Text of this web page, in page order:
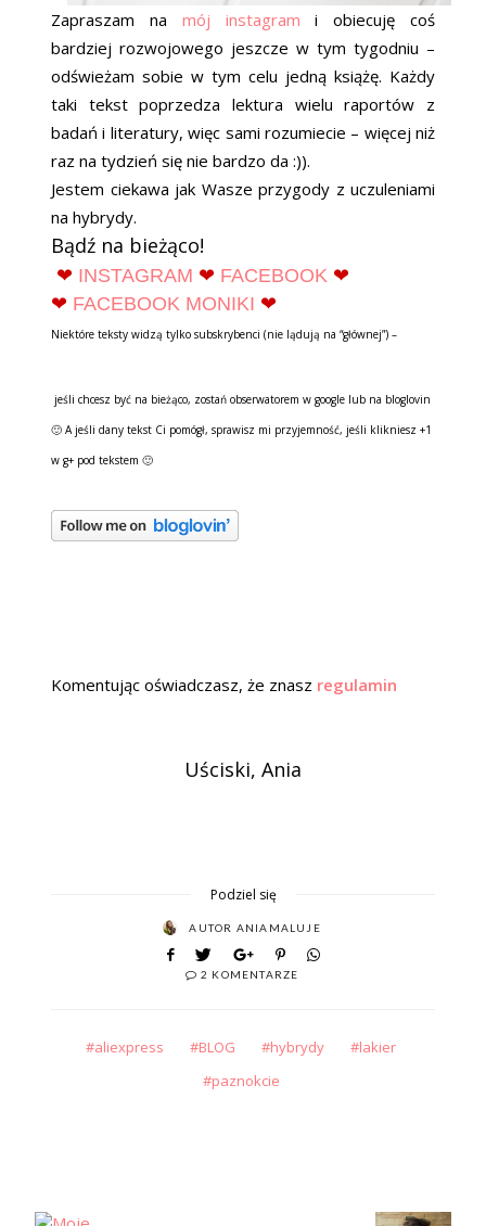
Zapraszam na mój instagram i obiecuję coś
bardziej rozwojowego jeszcze w tym tygodniu –
odświeżam sobie w tym celu jedną książę. Każdy
taki tekst poprzedza lektura wielu raportów z
badań i literatury, więc sami rozumiecie – więcej niż
raz na tydzień się nie bardzo da :)).
Jestem ciekawa jak Wasze przygody z uczuleniami
na hybrydy.
Bądź na bieżąco!
❤ INSTAGRAM ❤ FACEBOOK ❤
❤ FACEBOOK MONIKI ❤
Niektóre teksty widzą tylko subskrybenci (nie lądują na “głównej”) –
jeśli chcesz być na bieżąco, zostań obserwatorem w google lub na bloglovin
🙂 A jeśli dany tekst Ci pomógł, sprawisz mi przyjemność, jeśli klikniesz +1
w g+ pod tekstem 🙂
Komentując oświadczasz, że znasz regulamin
Uściski, Ania
Podziel się
AUTOR ANIAMALUJE
2 KOMENTARZE
aliexpress BLOG hybrydy
lakier
paznokcie